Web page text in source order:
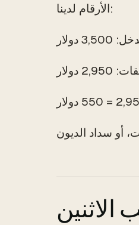
الأرقام لدينا:
دولار
دولار
الاثنين